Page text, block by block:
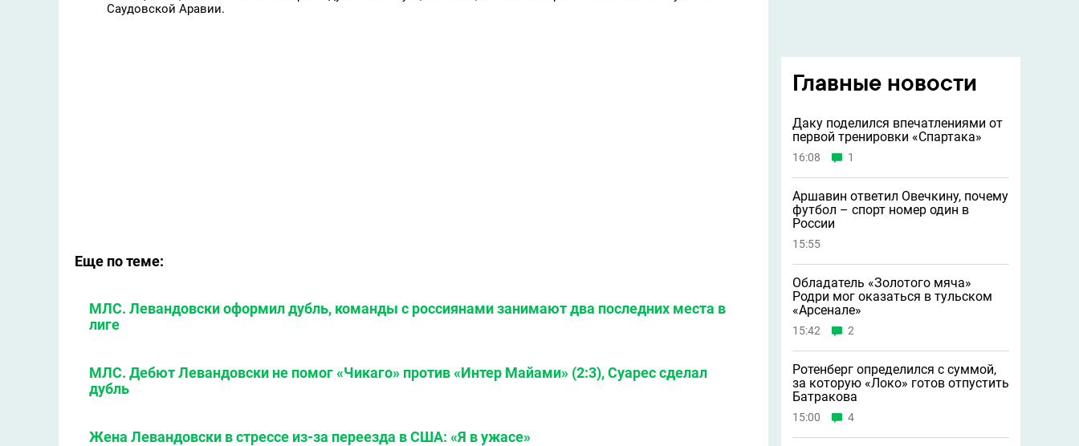
Саудовской Аравии.
Еще по теме:
МЛС. Левандовски оформил дубль, команды с россиянами занимают два последних места в
лиге
МЛС. Дебют Левандовски не помог «Чикаго» против «Интер Майами» (2:3), Суарес сделал
дубль
Жена Левандовски в стрессе из-за переезда в США: «Я в ужасе»
Главные новости
Даку поделился впечатлениями от
первой тренировки «Спартака»
16:08 1
Аршавин ответил Овечкину, почему
футбол – спорт номер один в
России
15:55
Обладатель «Золотого мяча»
Родри мог оказаться в тульском
«Арсенале»
15:42 2
Ротенберг определился с суммой,
за которую «Локо» готов отпустить
Батракова
15:00 4